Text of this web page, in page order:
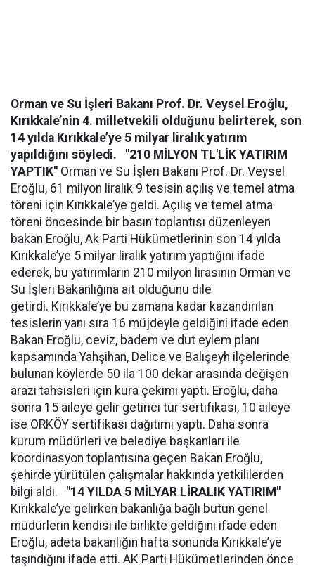
Orman ve Su İşleri Bakanı Prof. Dr. Veysel Eroğlu,
Kırıkkale’nin 4. milletvekili olduğunu belirterek, son
14 yılda Kırıkkale’ye 5 milyar liralık yatırım
yapıldığını söyledi.
"210 MİLYON TL'LİK YATIRIM
YAPTIK" Orman ve Su İşleri Bakanı Prof. Dr. Veysel
Eroğlu, 61 milyon liralık 9 tesisin açılış ve temel atma
töreni için Kırıkkale’ye geldi. Açılış ve temel atma
töreni öncesinde bir basın toplantısı düzenleyen
bakan Eroğlu, Ak Parti Hükümetlerinin son 14 yılda
Kırıkkale’ye 5 milyar liralık yatırım yaptığını ifade
ederek, bu yatırımların 210 milyon lirasının Orman ve
Su İşleri Bakanlığına ait olduğunu dile
getirdi. Kırıkkale’ye bu zamana kadar kazandırılan
tesislerin yanı sıra 16 müjdeyle geldiğini ifade eden
Bakan Eroğlu, ceviz, badem ve dut eylem planı
kapsamında Yahşihan, Delice ve Balışeyh ilçelerinde
bulunan köylerde 50 ila 100 dekar arasında değişen
arazi tahsisleri için kura çekimi yaptı. Eroğlu, daha
sonra 15 aileye gelir getirici tür sertifikası, 10 aileye
ise ORKÖY sertifikası dağıtımı yaptı. Daha sonra
kurum müdürleri ve belediye başkanları ile
koordinasyon toplantısına geçen Bakan Eroğlu,
şehirde yürütülen çalışmalar hakkında yetkililerden
bilgi aldı. "14 YILDA 5 MİLYAR LİRALIK YATIRIM"
Kırıkkale’ye gelirken bakanlığa bağlı bütün genel
müdürlerin kendisi ile birlikte geldiğini ifade eden
Eroğlu, adeta bakanlığın hafta sonunda Kırıkkale’ye
taşındığını ifade etti. AK Parti Hükümetlerinden önce